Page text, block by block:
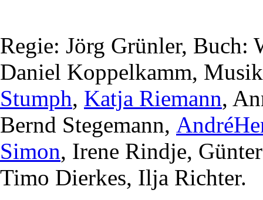
Regie: Jörg Grünler, Buch:
Daniel Koppelkamm,
Stumph, Katja Riemann,
Bernd Stegemann,
Simon, Irene Rindje,
Timo Dierkes, Ilja Richter.